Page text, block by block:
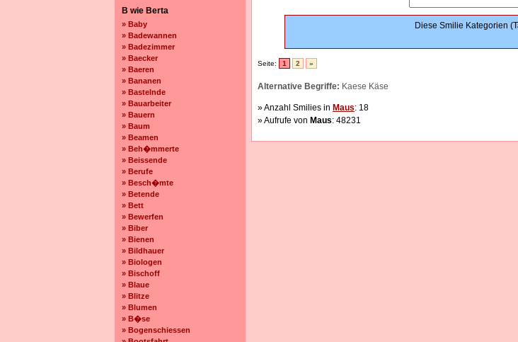
B wie Berta
» Baby
» Badewannen
» Badezimmer
» Baecker
» Baeren
» Bananen
» Bastelnde
» Bauarbeiter
» Bauern
» Baum
» Beamen
» Beh�mmerte
» Beissende
» Berufe
» Besch�mte
» Betende
» Bett
» Bewerfen
» Biber
» Bienen
» Bildhauer
» Biologen
» Bischoff
» Blaue
» Blitze
» Blumen
» B�se
» Bogenschiessen
Diese Smilie Kategorien
Seite: 1 2 »
Alternative Begriffe: Kaese Käse
» Anzahl Smilies in Maus: 18
» Aufrufe von Maus: 48231